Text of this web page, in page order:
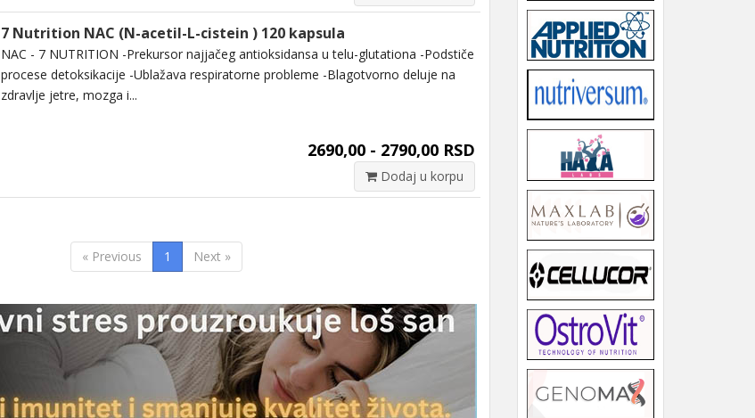
7 Nutrition NAC (N-acetil-L-cistein ) 120 kapsula
NAC - 7 NUTRITION -Prekursor najjačeg antioksidansa u telu-glutationa -Podstiče
procese detoksikacije -Ublažava respiratorne probleme -Blagotvorno deluje na
zdravlje jetre, mozga i...
2690,00 - 2790,00 RSD
Dodaj u korpu
« Previous 1 Next »